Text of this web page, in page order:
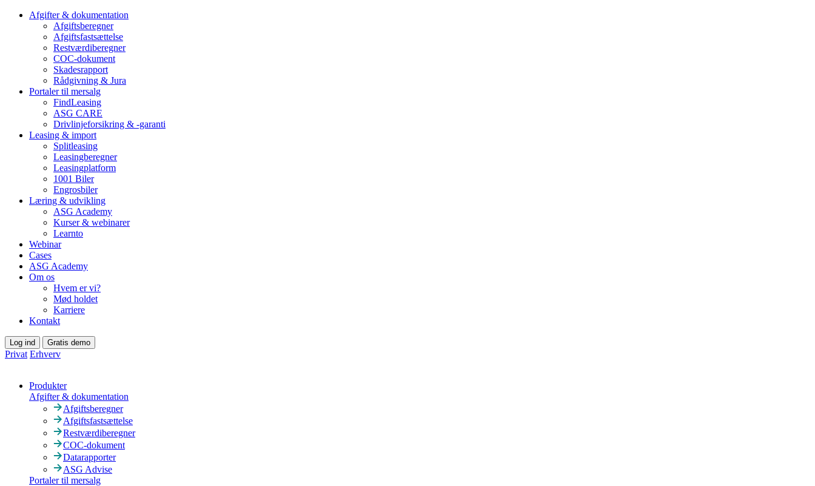
Afgifter & dokumentation
Afgiftsberegner
Afgiftsfastsættelse
Restværdiberegner
COC-dokument
Skadesrapport
Rådgivning & Jura
Portaler til mersalg
FindLeasing
ASG CARE
Drivlinjeforsikring & -garanti
Leasing & import
Splitleasing
Leasingberegner
Leasingplatform
1001 Biler
Engrosbiler
Læring & udvikling
ASG Academy
Kurser & webinarer
Learnto
Webinar
Cases
ASG Academy
Om os
Hvem er vi?
Mød holdet
Karriere
Kontakt
Log ind Gratis demo
Privat Erhverv
Produkter
Afgifter & dokumentation
Afgiftsberegner
Afgiftsfastsættelse
Restværdiberegner
COC-dokument
Datarapporter
ASG Advise
Portaler til mersalg